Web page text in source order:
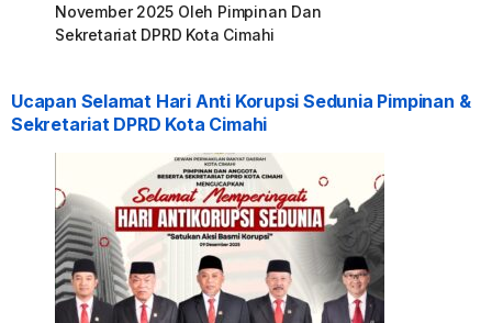
November 2025 Oleh Pimpinan Dan
Sekretariat DPRD Kota Cimahi
Ucapan Selamat Hari Anti Korupsi Sedunia Pimpinan &
Sekretariat DPRD Kota Cimahi